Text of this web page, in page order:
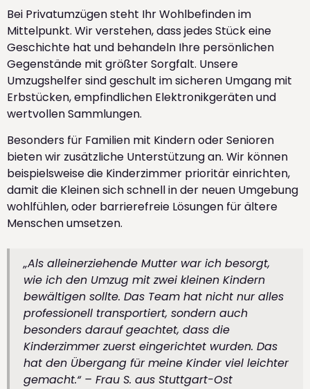
Bei Privatumzügen steht Ihr Wohlbefinden im
Mittelpunkt. Wir verstehen, dass jedes Stück eine
Geschichte hat und behandeln Ihre persönlichen
Gegenstände mit größter Sorgfalt. Unsere
Umzugshelfer sind geschult im sicheren Umgang mit
Erbstücken, empfindlichen Elektronikgeräten und
wertvollen Sammlungen.
Besonders für Familien mit Kindern oder Senioren
bieten wir zusätzliche Unterstützung an. Wir können
beispielsweise die Kinderzimmer prioritär einrichten,
damit die Kleinen sich schnell in der neuen Umgebung
wohlfühlen, oder barrierefreie Lösungen für ältere
Menschen umsetzen.
„Als alleinerziehende Mutter war ich besorgt,
wie ich den Umzug mit zwei kleinen Kindern
bewältigen sollte. Das Team hat nicht nur alles
professionell transportiert, sondern auch
besonders darauf geachtet, dass die
Kinderzimmer zuerst eingerichtet wurden. Das
hat den Übergang für meine Kinder viel leichter
gemacht.“ – Frau S. aus Stuttgart-Ost